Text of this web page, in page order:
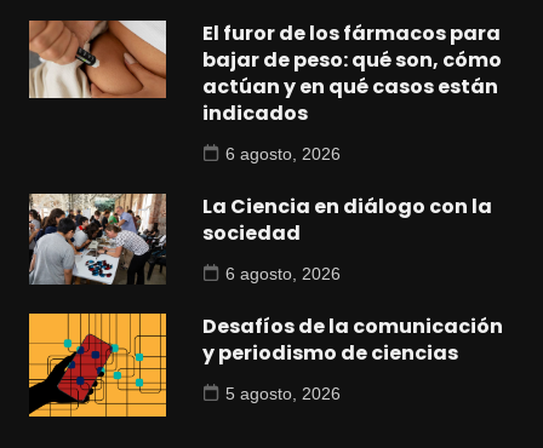
El furor de los fármacos para
bajar de peso: qué son, cómo
actúan y en qué casos están
indicados
6 agosto, 2026
La Ciencia en diálogo con la
sociedad
6 agosto, 2026
Desafíos de la comunicación
y periodismo de ciencias
5 agosto, 2026